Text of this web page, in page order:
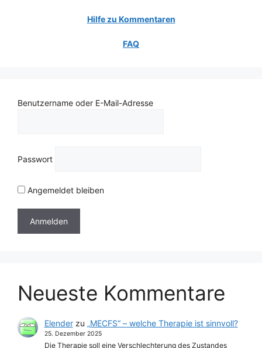
Hilfe zu Kommentaren
FAQ
Benutzername oder E-Mail-Adresse
Passwort
Angemeldet bleiben
Neueste Kommentare
Elenderzu „MECFS“ – welche Therapie ist sinnvoll?
25. Dezember 2025
Die Therapie soll eine Verschlechterung des Zustandes